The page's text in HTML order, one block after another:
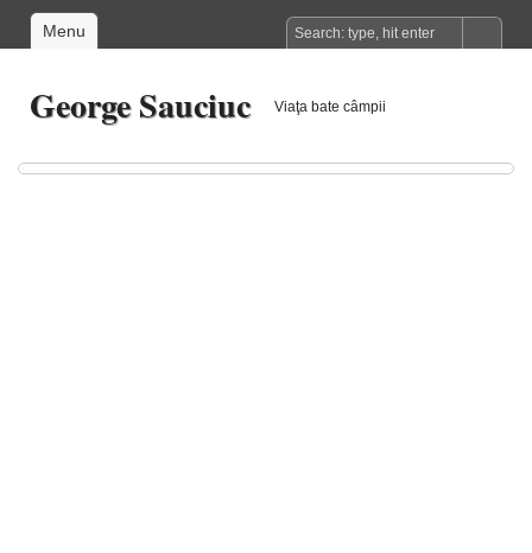
Menu
George Sauciuc Viaţa bate câmpii